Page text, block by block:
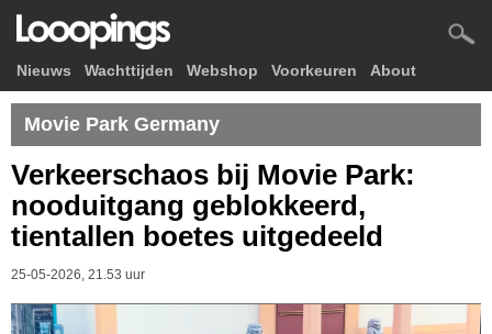
Nieuws Wachttijden Webshop Voorkeuren About
Movie Park Germany
Verkeerschaos bij Movie Park:
nooduitgang geblokkeerd,
tientallen boetes uitgedeeld
25-05-2026, 21.53 uur